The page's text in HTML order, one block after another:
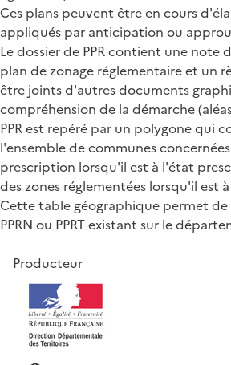
Ces plans peuvent être en cours
appliqués par anticipation ou
Le dossier de PPR contient une note
plan de zonage réglementaire et un
être joints d'autres documents
compréhension de la démarche
PPR est repéré par un polygone qui
l'ensemble de communes
prescription lorsqu'il est à l'état
des zones réglementées lorsqu'il est
Cette table géographique permet
PPRN ou PPRT existant sur le
Producteur